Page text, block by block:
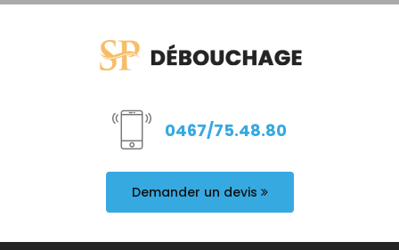
0467/75.48.80
Demander un devis